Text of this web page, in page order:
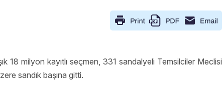
18 milyon kayıtlı seçmen, 331 sandalyeli Temsilciler Meclisi
sandık başına gitti.